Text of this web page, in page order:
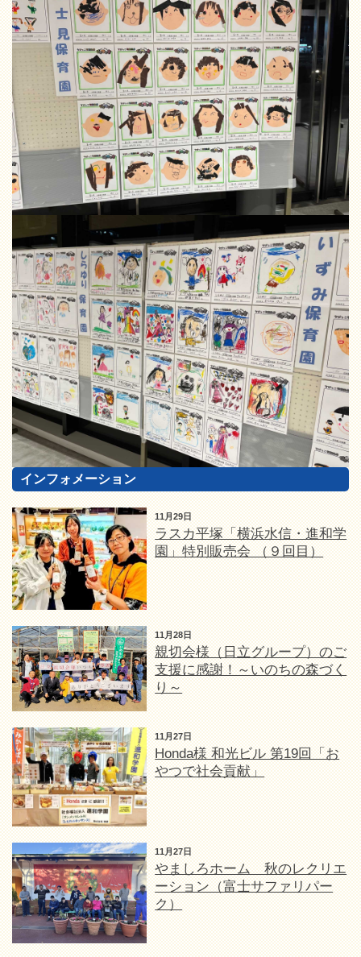
インフォメーション
11月29日
ラスカ平塚「横浜水信・進和学
園」特別販売会 （９回目）
11月28日
親切会様（日立グループ）のご
支援に感謝！～いのちの森づく
り～
11月27日
Honda様 和光ビル 第19回「お
やつで社会貢献」
11月27日
やましろホーム 秋のレクリエ
ーション（富士サファリパー
ク）